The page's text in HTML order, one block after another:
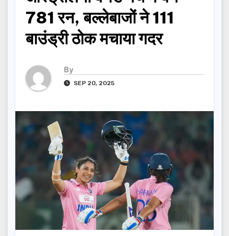
781 रन, बल्लेबाजों ने 111
बाउंड्री ठोक मचाया गदर
By
SEP 20, 2025